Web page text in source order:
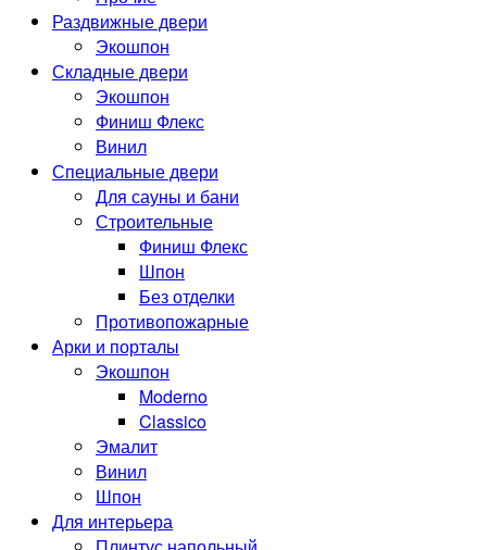
Раздвижные двери
Экошпон
Складные двери
Экошпон
Финиш Флекс
Винил
Специальные двери
Для сауны и бани
Строительные
Финиш Флекс
Шпон
Без отделки
Противопожарные
Арки и порталы
Экошпон
Moderno
Classico
Эмалит
Винил
Шпон
Для интерьера